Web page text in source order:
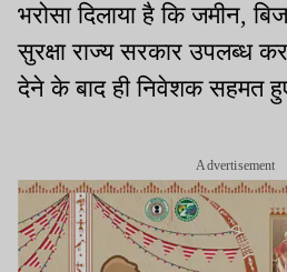
भरोसा दिलाया है कि जमीन,
सुरक्षा राज्य सरकार उपलब्ध
देने के बाद ही निवेशक सहमत
Advertisement